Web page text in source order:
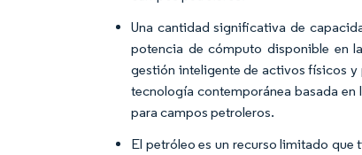
Una cantidad significativa de
potencia de cómputo disponible en
gestión inteligente de activos físicos
tecnología contemporánea basada
para campos petroleros.
El petróleo es un recurso limitado